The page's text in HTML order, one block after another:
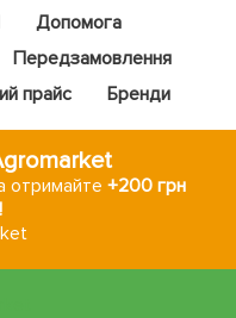
Допомога
Передзамовлення
прайс Бренди
отримайте+200 грн